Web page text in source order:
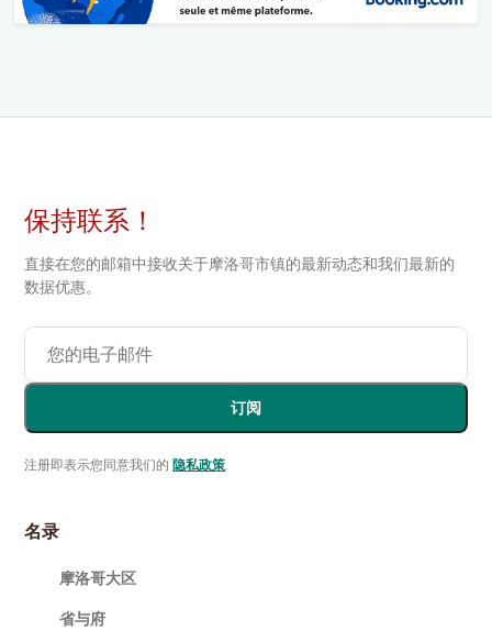
保持联系！
直接在您的邮箱中接收关于摩洛哥市镇的最新动态和我们最新的
数据优惠。
订阅
注册即表示您同意我们的 隐私政策.
名录
摩洛哥大区
省与府